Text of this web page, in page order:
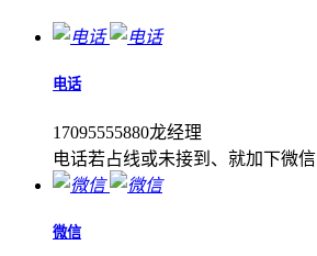
电话
17095555880龙经理
电话若占线或未接到、就加下微信
微信